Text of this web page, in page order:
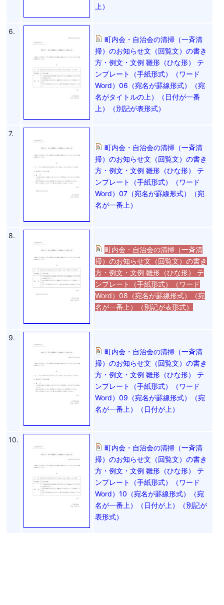
上）
6.
町内会・自治会の清掃（一斉清
掃）のお知らせ文（回覧文）の書き
方・例文・文例 雛形（ひな形） テ
ンプレート（手紙形式）（ワード
Word）06（宛名が罫線形式）（宛
名がタイトルの上）（日付が一番
上）（別記が表形式）
7.
町内会・自治会の清掃（一斉清
掃）のお知らせ文（回覧文）の書き
方・例文・文例 雛形（ひな形） テ
ンプレート（手紙形式）（ワード
Word）07（宛名が罫線形式）（宛
名が一番上）
8.
町内会・自治会の清掃（一斉清
掃）のお知らせ文（回覧文）の書き
方・例文・文例 雛形（ひな形） テ
ンプレート（手紙形式）（ワード
Word）08（宛名が罫線形式）（宛
名が一番上）（別記が表形式）
9.
町内会・自治会の清掃（一斉清
掃）のお知らせ文（回覧文）の書き
方・例文・文例 雛形（ひな形） テ
ンプレート（手紙形式）（ワード
Word）09（宛名が罫線形式）（宛
名が一番上）（日付が上）
10.
町内会・自治会の清掃（一斉清
掃）のお知らせ文（回覧文）の書き
方・例文・文例 雛形（ひな形） テ
ンプレート（手紙形式）（ワード
Word）10（宛名が罫線形式）（宛
名が一番上）（日付が上）（別記が
表形式）